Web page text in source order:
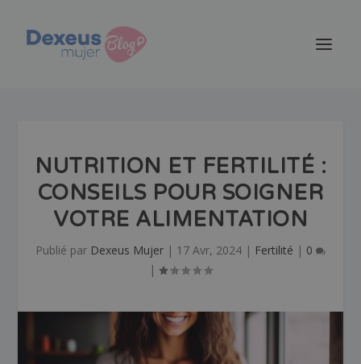
NUTRITION ET FERTILITÉ :
CONSEILS POUR SOIGNER
VOTRE ALIMENTATION
Publié par Dexeus Mujer | 17 Avr, 2024 | Fertilité | 0
|